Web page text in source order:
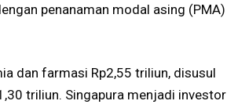
penanaman modal asing (PMA)
dan farmasi Rp2,55 triliun, disusul
triliun. Singapura menjadi investor